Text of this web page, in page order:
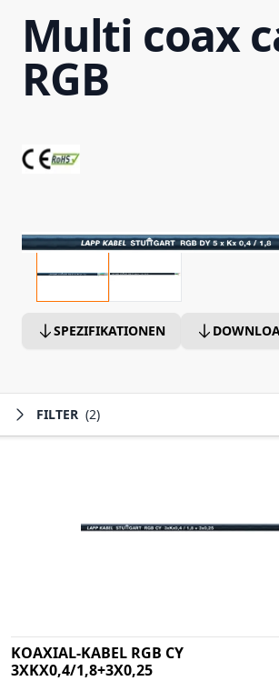
Multi coax
RGB
SPEZIFIKATIONEN
FILTER (2)
KOAXIAL-KABEL RGB CY
3XKX0,4/1,8+3X0,25